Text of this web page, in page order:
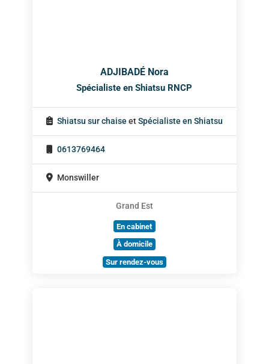
ADJIBADÉ Nora
Spécialiste en Shiatsu RNCP
Shiatsu sur chaise etSpécialiste en Shiatsu
0613769464
Monswiller
Grand Est
En cabinet
À domicile
Sur rendez-vous